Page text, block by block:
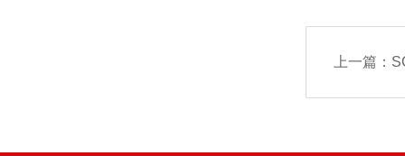
上一篇：